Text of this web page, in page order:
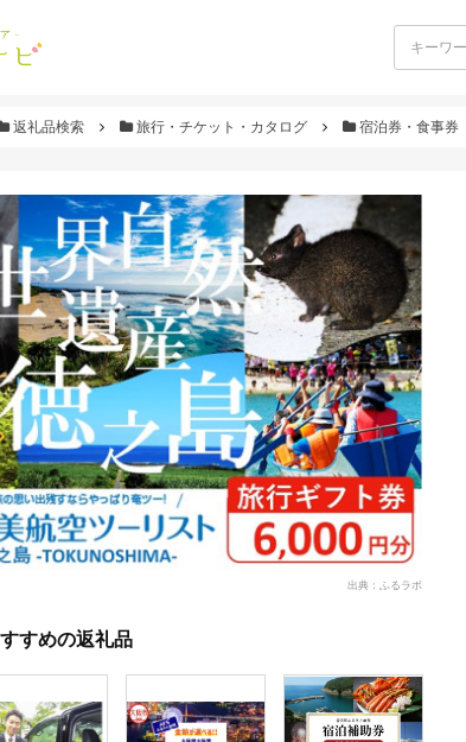
返礼品検索 旅行・チケット・カタログ 宿泊券・食事券
出典：ふるラボ
すめの返礼品